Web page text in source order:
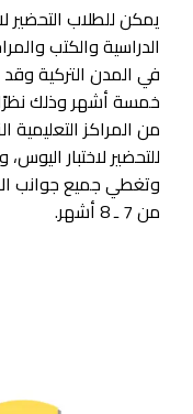
يمكن للطلاب التحضير
الدراسية والكتب
في المدن التركية وقد
خمسة أشهر وذلك نظرًا
من المراكز
للتحضير لاختبار
وتغطي جميع جوانب
من 7 ـ 8 أشهر.